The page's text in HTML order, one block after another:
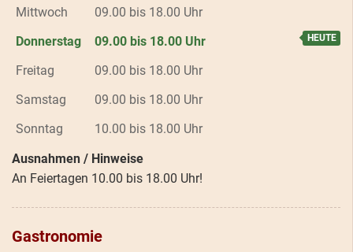
Mittwoch
09.00 bis 18.00 Uhr
Donnerstag
09.00 bis 18.00 Uhr
Freitag
09.00 bis 18.00 Uhr
Samstag
09.00 bis 18.00 Uhr
Sonntag
10.00 bis 18.00 Uhr
Ausnahmen / Hinweise
An Feiertagen 10.00 bis 18.00 Uhr!
Gastronomie